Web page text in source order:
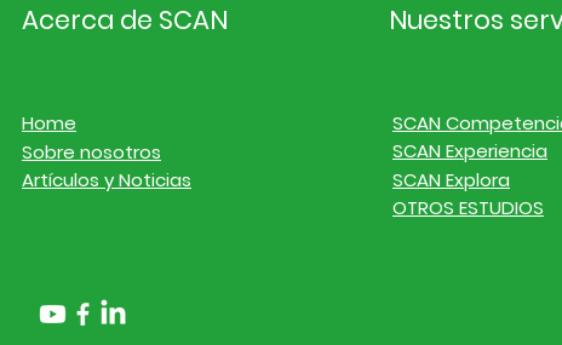
Inteligencia de
mercado. Noticias de
Acerca de SCAN
Home
Sobre nosotros
Artículos y Noticias
Nuestros
SCAN
SCAN Experiencia
SCAN Explora
OTROS ESTUDIOS